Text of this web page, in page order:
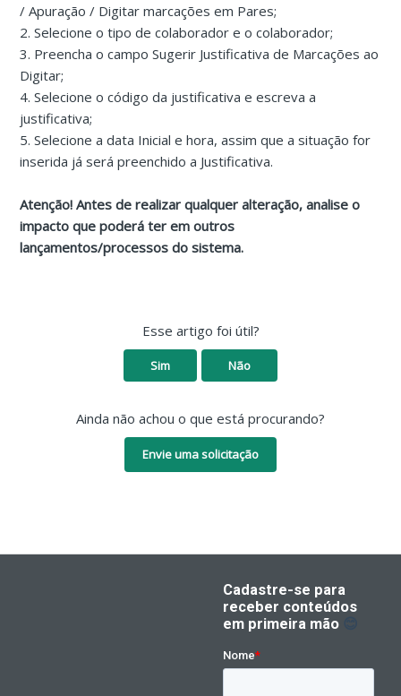
/ Apuração / Digitar marcações em Pares;
2. Selecione o tipo de colaborador e o colaborador;
3. Preencha o campo Sugerir Justificativa de Marcações ao
Digitar;
4. Selecione o código da justificativa e escreva a
justificativa;
5. Selecione a data Inicial e hora, assim que a situação for
inserida já será preenchido a Justificativa.
Atenção! Antes de realizar qualquer alteração, analise o
impacto que poderá ter em outros
lançamentos/processos do sistema.
Esse artigo foi útil?
Sim Não
Ainda não achou o que está procurando?
Envie uma solicitação